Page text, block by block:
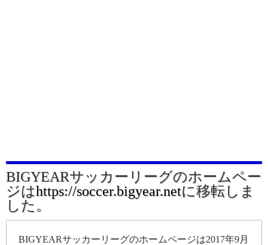
BIGYEARサッカーリーグのホームペー
ジはhttps://soccer.bigyear.netに移転しま
した。
BIGYEARサッカーリーグのホームページは2017年9月